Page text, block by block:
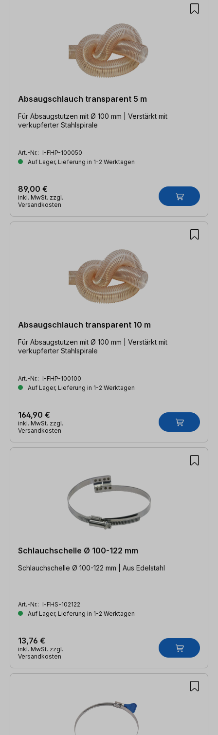
Absaugschlauch transparent 5 m
Für Absaugstutzen mit Ø 100 mm | Verstärkt mit
verkupferter Stahlspirale
Art.-Nr.: I-FHP-100050
Auf Lager, Lieferung in 1-2 Werktagen
89,00 €
inkl. MwSt. zzgl.
Versandkosten
Absaugschlauch transparent 10 m
Für Absaugstutzen mit Ø 100 mm | Verstärkt mit
verkupferter Stahlspirale
Art.-Nr.: I-FHP-100100
Auf Lager, Lieferung in 1-2 Werktagen
164,90 €
inkl. MwSt. zzgl.
Versandkosten
Schlauchschelle Ø 100-122 mm
Schlauchschelle Ø 100-122 mm | Aus Edelstahl
Art.-Nr.: I-FHS-102122
Auf Lager, Lieferung in 1-2 Werktagen
13,76 €
inkl. MwSt. zzgl.
Versandkosten